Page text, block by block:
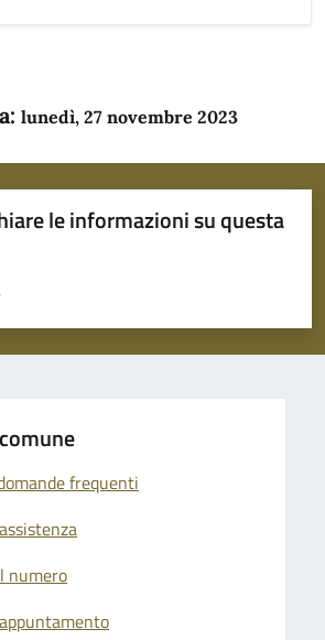
lunedì, 27 novembre 2023
le informazioni su questa
5 stelle su 5
stelle su 5
su 5
5
frequenti
numero